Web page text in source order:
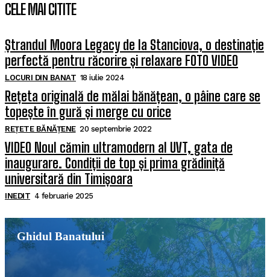
CELE MAI CITITE
Ștrandul Moora Legacy de la Stanciova, o destinație
perfectă pentru răcorire și relaxare FOTO VIDEO
LOCURI DIN BANAT 18 iulie 2024
Rețeta originală de mălai bănățean, o pâine care se
topește în gură și merge cu orice
REȚETE BĂNĂȚENE 20 septembrie 2022
VIDEO Noul cămin ultramodern al UVT, gata de
inaugurare. Condiții de top și prima grădiniță
universitară din Timișoara
INEDIT 4 februarie 2025
Ghidul Banatului